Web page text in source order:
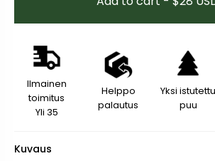
Ilmainen
toimitus
Yli 35
Helppo
palautus
Yksi istutettu
puu
Kuvaus